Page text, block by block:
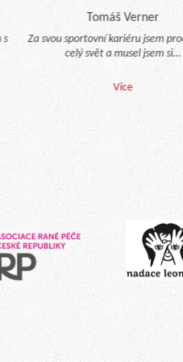
Tomáš Verner
Za svou sportovní kariéru jsem
celý svět a musel jsem si…
Více